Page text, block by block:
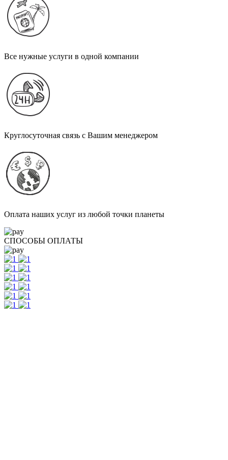
Все нужные услуги в одной компании
Круглосуточная связь с Вашим менеджером
Оплата наших услуг из любой точки планеты
СПОСОБЫ ОПЛАТЫ